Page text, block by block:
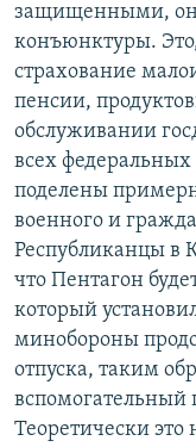
защищенными,
конъюнктуры.
страхование
пенсии,
обслуживании
всех
поделены
военного и
Республиканцы в
что Пентагон
который
минобороны
отпуска, таким
вспомогательный
Теоретически это